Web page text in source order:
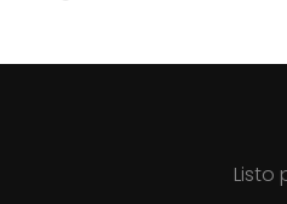
Listo